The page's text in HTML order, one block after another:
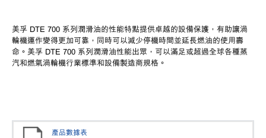
美孚 DTE 700 系列潤滑油的性能特點提供卓越的設備保護，有助讓渦
輪機運作變得更加可靠，同時可以減少停機時間並延長燃油的使用壽
命。美孚 DTE 700 系列潤滑油性能出眾，可以滿足或超過全球各種蒸
汽和燃氣渦輪機行業標準和設備製造商規格。
產品數據表